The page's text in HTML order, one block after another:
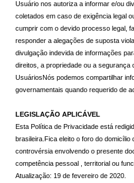
Usuário nos autoriza a informar e/ou
coletados em caso de exigência legal
cumprir com o devido processo legal,
responder a alegações de suposta
divulgação indevida de informações
direitos, a propriedade ou a
UsuáriosNós podemos compartilhar
governamentais quando requerido de
LEGISLAÇÃO APLICÁVEL
Esta Política de Privacidade está
brasileira.Fica eleito o foro do domicílio
controvérsia envolvendo o presente
competência pessoal , territorial ou
Atualização: 19 de fevereiro de 2020.